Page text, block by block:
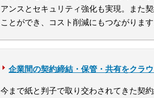
アンスとセキュリティ強化も実現。また
ことができ、コスト削減にもつながります
企業間の契約締結・保管・共有をクラ
今まで紙と判子で取り交わされてきた契